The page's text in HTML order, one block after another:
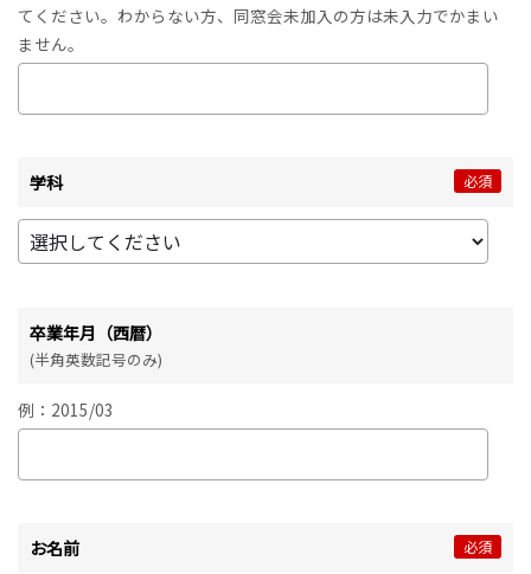
てください。わからない方、同窓会未加入の方は未入力でかまい
ません。
学科 必須
卒業年月（西暦）
(半角英数記号のみ)
例：2015/03
お名前 必須